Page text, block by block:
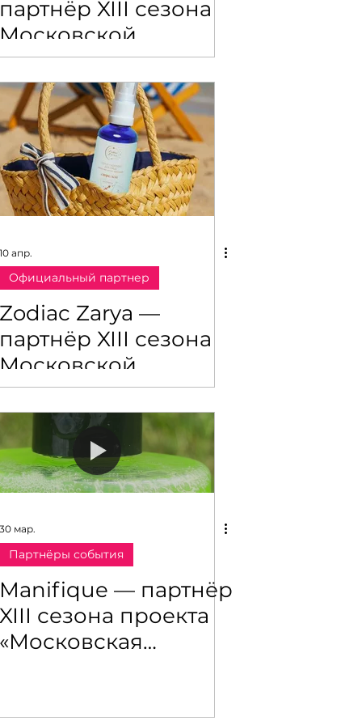
модели
показов мод
события
партнёр XIII сезона
Московской
ярмарки моды
10 апр.
Официальный партнер
Zodiac Zarya —
партнёр XIII сезона
Московской
ярмарки моды
30 мар.
Партнёры события
Manifique — партнёр
XIII сезона проекта
«Московская
за волосами в ритме